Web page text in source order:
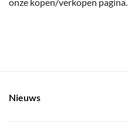
Nieuws